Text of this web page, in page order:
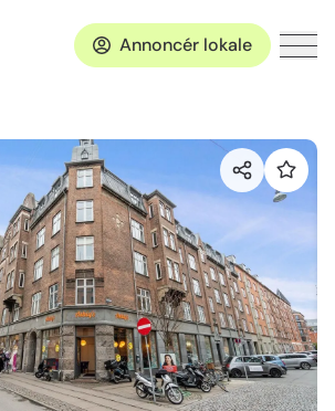
Annoncér lokale